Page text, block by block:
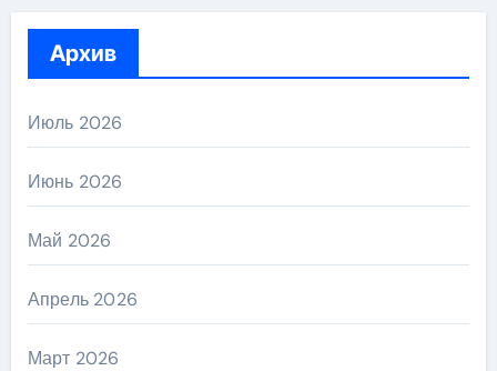
Архив
Июль 2026
Июнь 2026
Май 2026
Апрель 2026
Март 2026